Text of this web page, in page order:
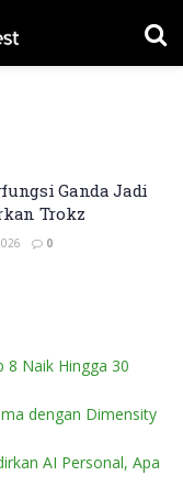
Ganda Jadi
Trokz
0
8 Naik Hingga 30
dengan Dimensity
AI Personal, Apa